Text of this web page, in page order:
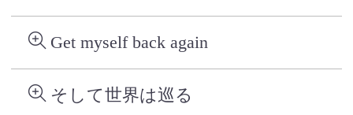
Get myself back again
そして世界は巡る